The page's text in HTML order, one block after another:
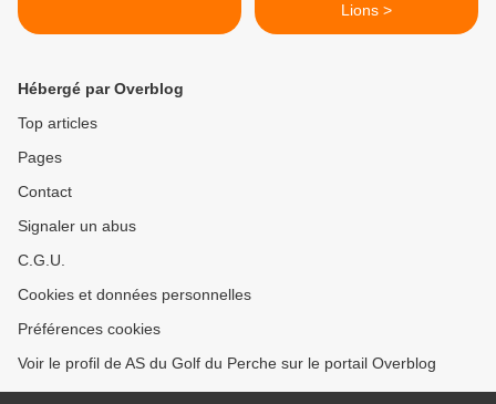
Lions >
Hébergé par Overblog
Top articles
Pages
Contact
Signaler un abus
C.G.U.
Cookies et données personnelles
Préférences cookies
Voir le profil de AS du Golf du Perche sur le portail Overblog